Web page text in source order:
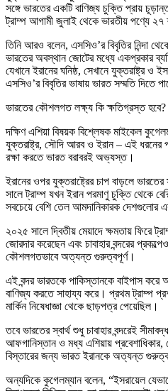
সঙ্গে ভারতের একটি বাণিজ্য চুক্তি প্রায়
ট্রাম্প আগামী জুলাই থেকে ভারতীয় পণ্যে
তিনি আরও বলেন, এসসিও’র বিবৃতির নিন্দা
ভারতের অবস্থান জোটের মধ্যে একপ্রকার
যেখানে ইরানের ঘনিষ্ঠ, সেখানে যুক্তরাষ্ট্র ও
এসসিও’র বিবৃতির ভাষায় ভারত সম্মতি দিতে
ভারতের কৌশলগত লক্ষ্য কি ক্ষতিগ্রস্ত হবে?
দক্ষিণ এশিয়া বিষয়ক বিশ্লেষক মাইকেল
যুক্তরাষ্ট্র, সৌদি আরব ও ইরান – এই ধরনের
রক্ষা করতে ভারত বরাবরই অভ্যস্ত।
ইরানের ওপর যুক্তরাষ্ট্রের চাপ বাড়লে
সালে ট্রাম্প যখন ইরান পরমাণু চুক্তি থেকে
সবচেয়ে বেশি তেল আমদানিকারক দেশগুলোর
২০২৫ সালে দ্বিতীয় মেয়াদে ক্ষমতায় ফিরে
জোরদার করেছেন এবং চাবাহার বন্দরের
কৌশলগতভাবে অত্যন্ত গুরুত্বপূর্ণ।
এই বন্দর ভারতকে পাকিস্তানকে বাইপাস করে
বাণিজ্য করতে সাহায্য করে। প্রথম ট্রাম্প
মার্কিন নিষেধাজ্ঞা থেকে ছাড়পত্র পেয়েছিল।
তবে ভারতের স্বার্থ শুধু চাবাহার বন্দরেই
আফগানিস্তান ও মধ্য এশিয়ায়
বিস্তারের জন্য ভারত ইরানকে অত্যন্ত
অন্যদিকে কুগেলম্যান বলেন, “ইসরায়েল